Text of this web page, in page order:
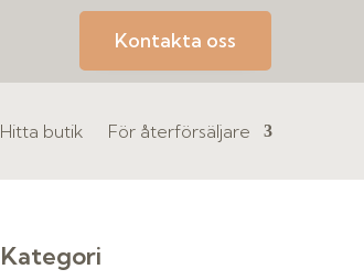
Kontakta oss
Hitta butik För återförsäljare
Kategori